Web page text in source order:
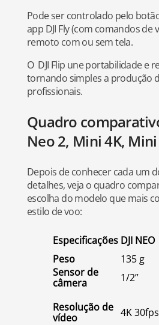
Pode ser controlado pelo
app DJI Fly (com comandos
remoto com ou sem tela.
O DJI Flip une portabilidade e
tornando simples a produção
profissionais.
Quadro
Neo 2, Mini 4K,
Depois de conhecer cada um
detalhes, veja o quadro
escolha do modelo que mais
estilo de voo:
Especificações DJI NEO
Peso
135 g
Sensor de
câmera
1/2”
Resolução de
vídeo
4K 30fps